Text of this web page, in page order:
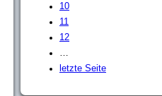
10
11
12
…
letzte Seite